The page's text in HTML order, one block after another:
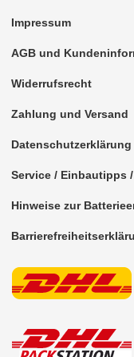
Impressum
AGB und
Widerrufsrecht
Zahlung und Versand
Datenschutzerklärung
Service / Einbautipps /
Hinweise zur